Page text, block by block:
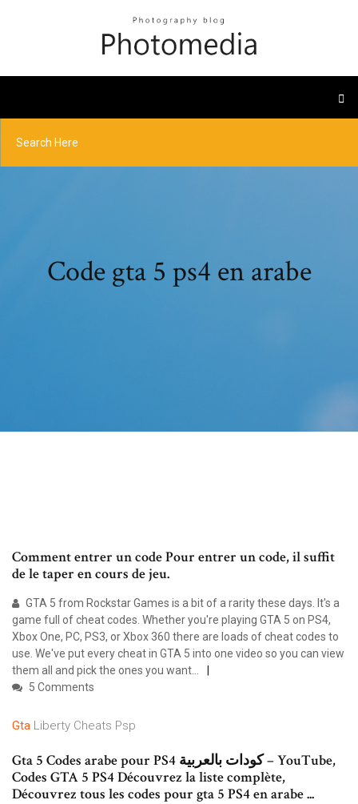
Code gta 5 ps4 en arabe
Comment entrer un code Pour entrer un code, il suffit
de le taper en cours de jeu.
GTA 5 from Rockstar Games is a bit of a rarity these days. It's a
game full of cheat codes. Whether you're playing GTA 5 on PS4,
Xbox One, PC, PS3, or Xbox 360 there are loads of cheat codes to
use. We've put every cheat in GTA 5 into one video so you can view
them all and pick the ones you want...
5 Comments
Gta Liberty Cheats Psp
Gta 5 Codes arabe pour PS4 كودات بالعربية – YouTube,
Codes GTA 5 PS4 Découvrez la liste complète,
Découvrez tous les codes pour gta 5 PS4 en arabe ...